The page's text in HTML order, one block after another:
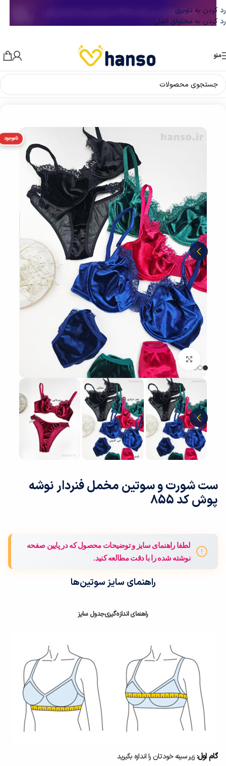
رد کردن به ناوبری
رد کردن به محتوای اصلی
منو
خانه/ست لباس زیر زنانه/ست شورت و سوتین
ناموجود
بزرگنمایی تصویر
ست شورت و سوتین مخمل فنردار نوشه
پوش کد 855
لطفا راهنمای سایز و توضیحات محصول که در پایین صفحه
نوشته شده را با دقت مطالعه کنید.
راهنمای سایز سوتین‌ها
راهنمای اندازه‌گیریجدول سایز
گام اول:زیر سینه خودتان را اندازه بگیرید